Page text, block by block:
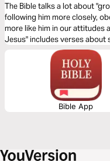
The Bible talks a lot about
following him more closely,
more like him in our attitudes
Jesus" includes verses about
great images for thinking
Bible App